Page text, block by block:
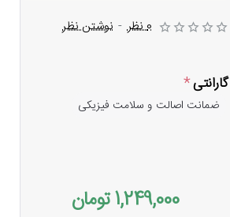
0 نظر - نوشتن نظر
گارانتی
ضمانت اصالت و سلامت فیزیکی
1,249,000 تومان